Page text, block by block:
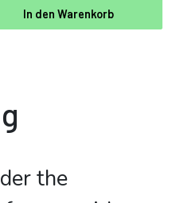
In den Warenkorb
the